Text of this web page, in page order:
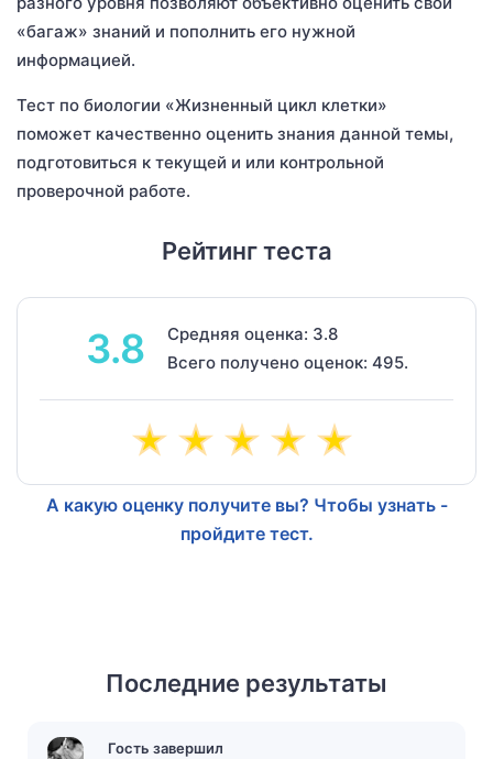
«багаж» знаний и пополнить его нужной
информацией.
Тест по биологии «Жизненный цикл клетки»
поможет качественно оценить знания данной темы,
подготовиться к текущей и или контрольной
проверочной работе.
Рейтинг теста
3.8
Средняя оценка: 3.8
Всего получено оценок: 495.
А какую оценку получите вы? Чтобы узнать -
пройдите тест.
Последние результаты
Гость завершил